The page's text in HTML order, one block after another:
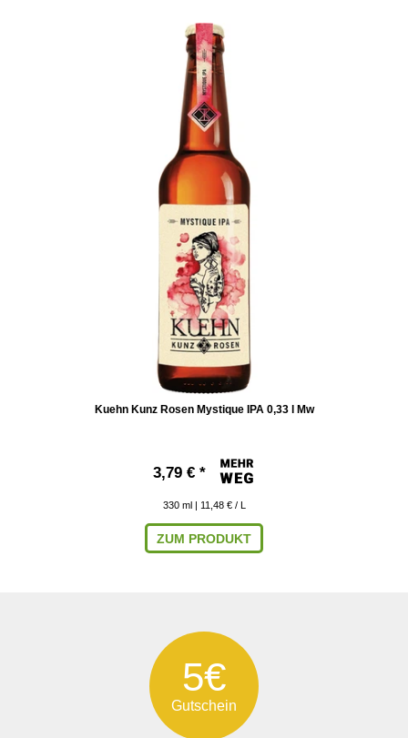
Kuehn Kunz Rosen Mystique IPA 0,33 l Mw
3,79 € *
330 ml | 11,48 € / L
ZUM PRODUKT
5€
Gutschein